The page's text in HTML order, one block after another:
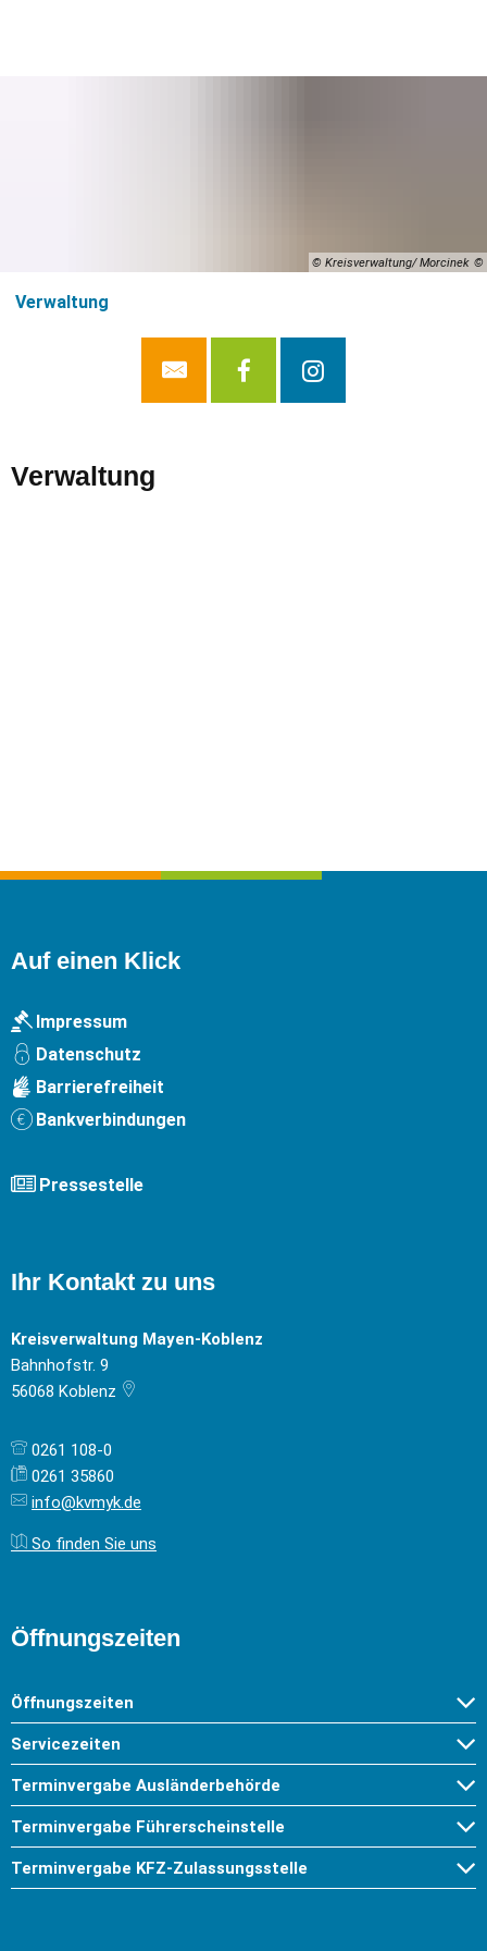
© Kreisverwaltung/ Morcinek
Verwaltung
Verwaltung
Verwaltung
Auf einen Klick
Impressum
Datenschutz
Barrierefreiheit
Bankverbindungen
Pressestelle
Ihr Kontakt zu uns
Kreisverwaltung Mayen-Koblenz
Bahnhofstr. 9
56068 Koblenz
0261 108-0
0261 35860
info@kvmyk.de
So finden Sie uns
Öffnungszeiten
Öffnungszeiten
Servicezeiten
Terminvergabe Ausländerbehörde
Terminvergabe Führerscheinstelle
Terminvergabe KFZ-Zulassungsstelle